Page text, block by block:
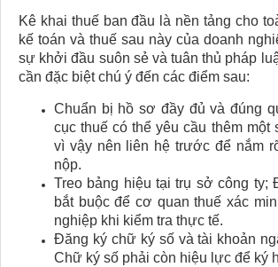
Kê khai thuế ban đầu là nền tảng cho
kế toán và thuế sau này của doanh
sự khởi đầu suôn sẻ và tuân thủ pháp
cần đặc biệt chú ý đến các điểm sau:
Chuẩn bị hồ sơ đầy đủ và đúng
cục thuế có thể yêu cầu thêm một
vì vậy nên liên hệ trước để nắm
nộp.
Treo bảng hiệu tại trụ sở công ty;
bắt buộc để cơ quan thuế xác
nghiệp khi kiểm tra thực tế.
Đăng ký chữ ký số và tài khoản
Chữ ký số phải còn hiệu lực để ký